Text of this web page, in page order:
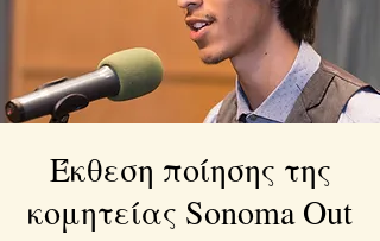
Έκθεση ποίησης της
κομητείας Sonoma Out